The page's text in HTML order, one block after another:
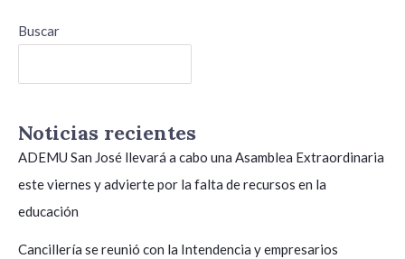
Buscar
Noticias recientes
ADEMU San José llevará a cabo una Asamblea Extraordinaria
este viernes y advierte por la falta de recursos en la
educación
Cancillería se reunió con la Intendencia y empresarios